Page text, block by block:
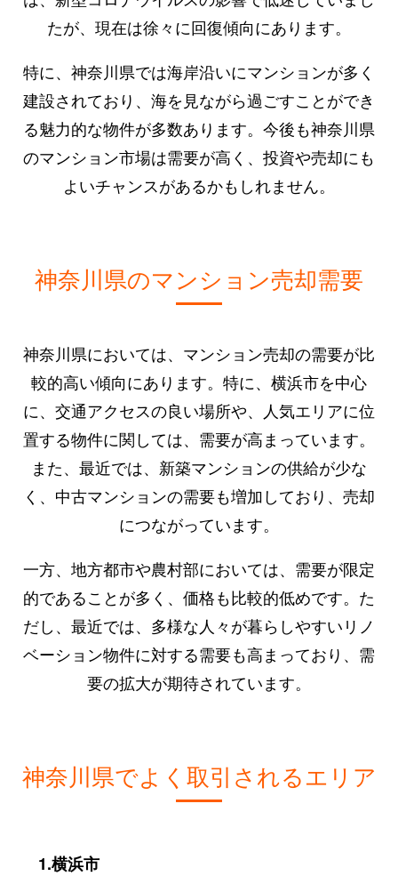
たが、現在は徐々に回復傾向にあります。
特に、神奈川県では海岸沿いにマンションが多く
建設されており、海を見ながら過ごすことができ
る魅力的な物件が多数あります。今後も神奈川県
のマンション市場は需要が高く、投資や売却にも
よいチャンスがあるかもしれません。
神奈川県のマンション売却需要
神奈川県においては、マンション売却の需要が比
較的高い傾向にあります。特に、横浜市を中心
に、交通アクセスの良い場所や、人気エリアに位
置する物件に関しては、需要が高まっています。
また、最近では、新築マンションの供給が少な
く、中古マンションの需要も増加しており、売却
につながっています。
一方、地方都市や農村部においては、需要が限定
的であることが多く、価格も比較的低めです。た
だし、最近では、多様な人々が暮らしやすいリノ
ベーション物件に対する需要も高まっており、需
要の拡大が期待されています。
神奈川県でよく取引されるエリア
1.横浜市